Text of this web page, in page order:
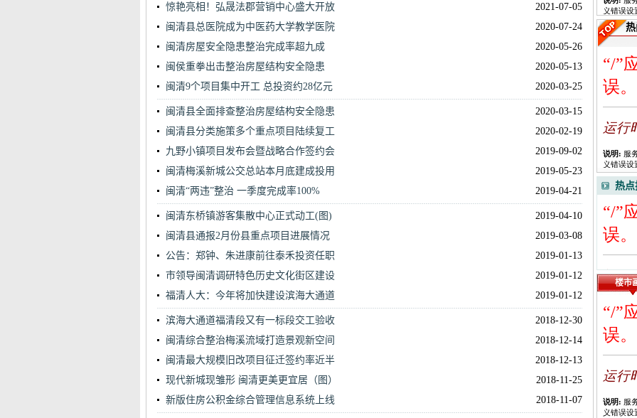
热点
楼市
惊艳亮相！弘晟法郡营销中心盛大开放
2021-07-05
闽清县总医院成为中医药大学教学医院
2020-07-24
闽清房屋安全隐患整治完成率超九成
2020-05-26
闽侯重拳出击整治房屋结构安全隐患
2020-05-13
闽清9个项目集中开工 总投资约28亿元
2020-03-25
闽清县全面排查整治房屋结构安全隐患
2020-03-15
闽清县分类施策多个重点项目陆续复工
2020-02-19
九野小镇项目发布会暨战略合作签约会
2019-09-02
闽清梅溪新城公交总站本月底建成投用
2019-05-23
闽清“两违”整治 一季度完成率100%
2019-04-21
闽清东桥镇游客集散中心正式动工(图)
2019-04-10
闽清县通报2月份县重点项目进展情况
2019-03-08
公告：郑钟、朱进康前往泰禾投资任职
2019-01-13
市领导闽清调研特色历史文化街区建设
2019-01-12
福清人大：今年将加快建设滨海大通道
2019-01-12
滨海大通道福清段又有一标段交工验收
2018-12-30
闽清综合整治梅溪流域打造景观新空间
2018-12-14
闽清最大规模旧改项目征迁签约率近半
2018-12-13
现代新城现雏形 闽清更美更宜居（图）
2018-11-25
新版住房公积金综合管理信息系统上线
2018-11-07